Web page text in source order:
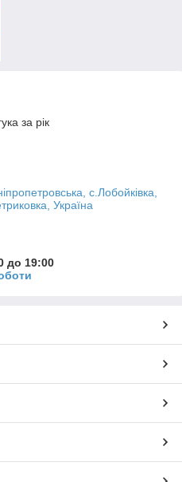
за рік
с.Лобойківка,
Україна
до 19:00